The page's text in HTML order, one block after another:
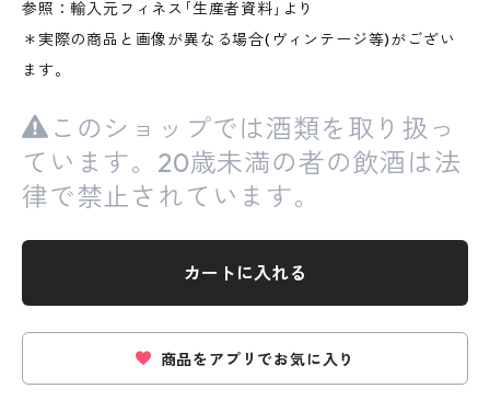
参照：輸入元フィネス｢生産者資料｣より
＊実際の商品と画像が異なる場合(ヴィンテージ等)がござい
ます。
このショップでは酒類を取り扱っ
ています。20歳未満の者の飲酒は法
律で禁止されています。
カートに入れる
商品をアプリでお気に入り